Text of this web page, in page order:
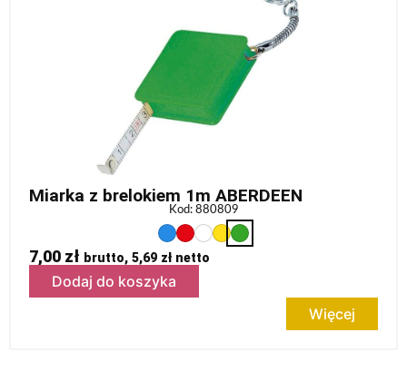
Miarka z brelokiem 1m ABERDEEN
Kod: 880809
7,00 zł brutto, 5,69 złnetto
Dodaj do koszyka
Więcej